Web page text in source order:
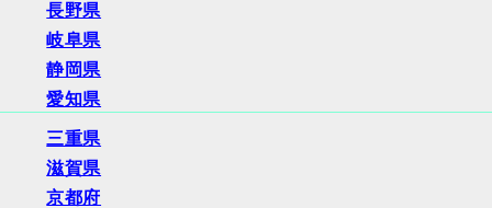
長野県
岐阜県
静岡県
愛知県
三重県
滋賀県
京都府